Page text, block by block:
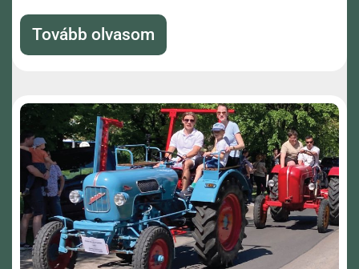
Tovább olvasom